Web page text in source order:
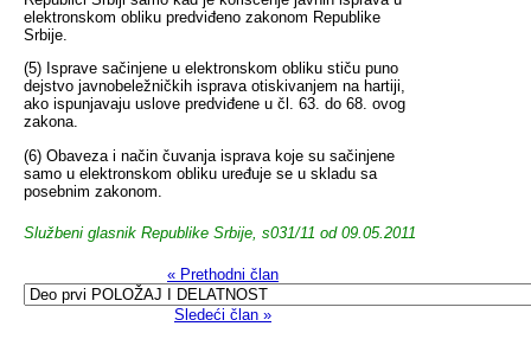
elektronskom obliku predviđeno zakonom Republike
Srbije.
(5) Isprave sačinjene u elektronskom obliku stiču puno
dejstvo javnobeležničkih isprava otiskivanjem na hartiji,
ako ispunjavaju uslove predviđene u čl. 63. do 68. ovog
zakona.
(6) Obaveza i način čuvanja isprava koje su sačinjene
samo u elektronskom obliku uređuje se u skladu sa
posebnim zakonom.
Službeni glasnik Republike Srbije, s031/11 od 09.05.2011
« Prethodni član
Sledeći član »